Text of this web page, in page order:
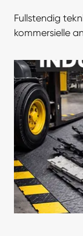
Fullstendig
kommersielle